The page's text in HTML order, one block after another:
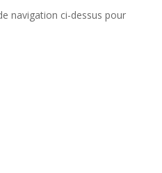
navigation ci-dessus pour